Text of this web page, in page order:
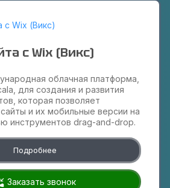
с Wix (Викс)
облачная платформа,
для создания и развития
которая позволяет
и их мобильные версии на
инструментов drag-and-drop.
Подробнее
Заказать звонок